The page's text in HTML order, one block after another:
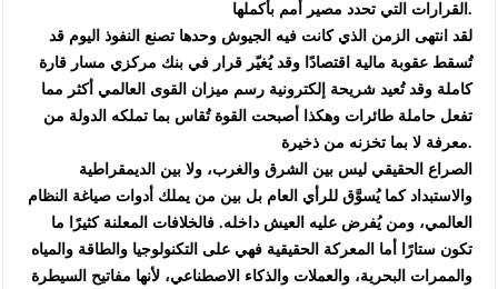
القرارات التي تحدد مصير أمم بأكملها.
‏لقد انتهى الزمن الذي كانت فيه الجيوش وحدها تصنع النفوذ اليوم قد
تُسقط عقوبة مالية اقتصادًا وقد يُغيّر قرار في بنك مركزي مسار قارة
كاملة وقد تُعيد شريحة إلكترونية رسم ميزان القوى العالمي أكثر مما
تفعل حاملة طائرات وهكذا أصبحت القوة تُقاس بما تملكه الدولة من
معرفة لا بما تخزنه من ذخيرة.
‏الصراع الحقيقي ليس بين الشرق والغرب، ولا بين الديمقراطية
والاستبداد كما يُسوَّق للرأي العام بل بين من يملك أدوات صياغة النظام
العالمي، ومن يُفرض عليه العيش داخله. فالخلافات المعلنة كثيرًا ما
تكون ستارًا أما المعركة الحقيقية فهي على التكنولوجيا والطاقة والمياه
والممرات البحرية، والعملات والذكاء الاصطناعي، لأنها مفاتيح السيطرة